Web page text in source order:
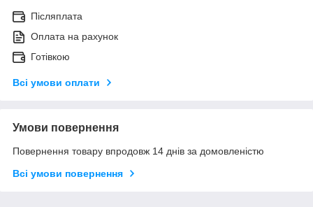
Післяплата
Оплата на рахунок
Готівкою
Всі умови оплати
Умови повернення
Повернення товару впродовж 14 днів за домовленістю
Всі умови повернення